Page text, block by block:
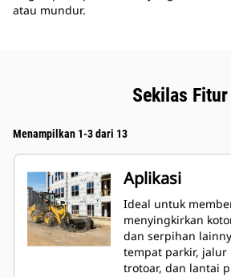
atau mundur.
Sekilas Fitur
Menampilkan 1-3 dari 13
Aplikasi
Ideal untuk
menyingkirkan
dan serpihan
tempat parkir, jalur
trotoar, dan lantai